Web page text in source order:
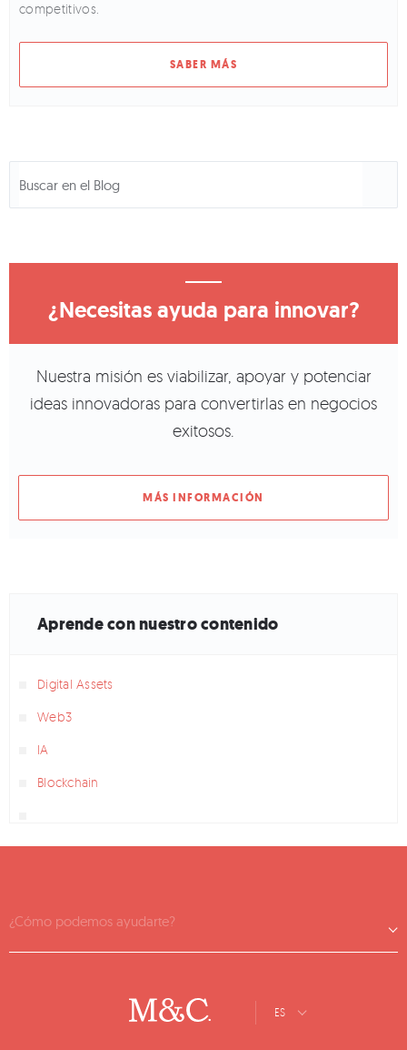
competitivos.
SABER MÁS
¿Necesitas ayuda para innovar?
Nuestra misión es viabilizar, apoyar y potenciar
ideas innovadoras para convertirlas en negocios
exitosos.
MÁS INFORMACIÓN
Aprende con nuestro contenido
Digital Assets
Web3
IA
Blockchain
¿Cómo podemos ayudarte?
ES